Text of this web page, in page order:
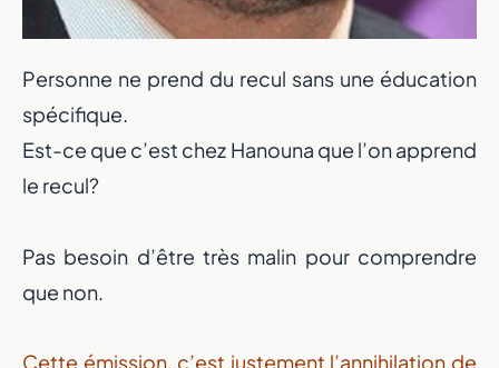
Personne ne prend du recul sans une éducation
spécifique.
Est-ce que c’est chez Hanouna que l’on apprend
le recul?
Pas besoin d’être très malin pour comprendre
que non.
Cette émission, c’est justement l’annihilation de